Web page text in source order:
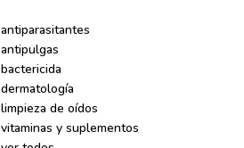
antiparasitantes
antipulgas
bactericida
dermatología
limpieza de oídos
vitaminas y suplementos